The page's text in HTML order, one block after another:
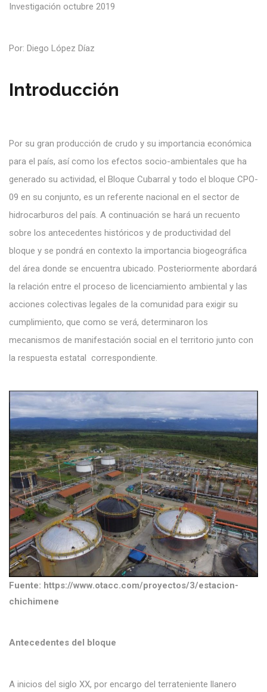
Investigación octubre 2019
Por: Diego López Díaz
Introducción
Por su gran producción de crudo y su importancia económica
para el país, así como los efectos socio-ambientales que ha
generado su actividad, el Bloque Cubarral y todo el bloque CPO-
09 en su conjunto, es un referente nacional en el sector de
hidrocarburos del país. A continuación se hará un recuento
sobre los antecedentes históricos y de productividad del
bloque y se pondrá en contexto la importancia biogeográfica
del área donde se encuentra ubicado. Posteriormente abordará
la relación entre el proceso de licenciamiento ambiental y las
acciones colectivas legales de la comunidad para exigir su
cumplimiento, que como se verá, determinaron los
mecanismos de manifestación social en el territorio junto con
la respuesta estatal correspondiente.
Fuente: https://www.otacc.com/proyectos/3/estacion-
chichimene
Antecedentes del bloque
A inicios del siglo XX, por encargo del terrateniente llanero